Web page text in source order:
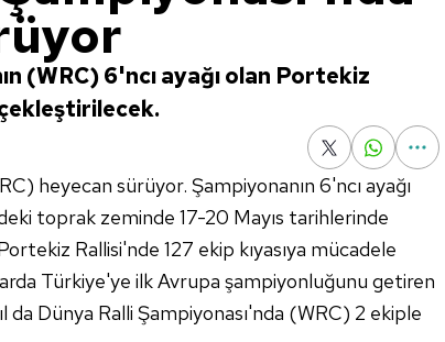
(WRC) 6'ncı ayağı olan Portekiz
heyecan sürüyor. Şampiyonanın 6'ncı ayağı
toprak zeminde 17-20 Mayıs tarihlerinde
Rallisi'nde 127 ekip kıyasıya mücadele
Türkiye'ye ilk Avrupa şampiyonluğunu getiren
Dünya Ralli Şampiyonası'nda (WRC) 2 ekiple